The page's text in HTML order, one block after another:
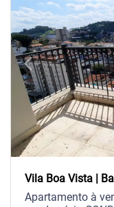
arrow_back_iosPrevious
Vila Boa Vista |
Apartamento à